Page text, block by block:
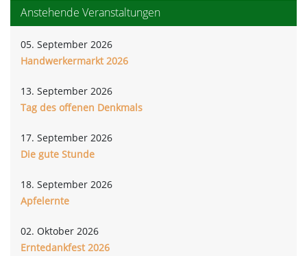
Anstehende Veranstaltungen
05. September 2026
Handwerkermarkt 2026
13. September 2026
Tag des offenen Denkmals
17. September 2026
Die gute Stunde
18. September 2026
Apfelernte
02. Oktober 2026
Erntedankfest 2026